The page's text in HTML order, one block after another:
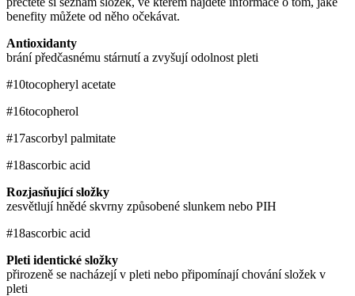
benefity můžete od něho očekávat.
Antioxidanty
brání předčasnému stárnutí a zvyšují odolnost pleti
#10tocopheryl acetate
#16tocopherol
#17ascorbyl palmitate
#18ascorbic acid
Rozjasňující složky
zesvětlují hnědé skvrny způsobené slunkem nebo PIH
#18ascorbic acid
Pleti identické složky
přirozeně se nacházejí v pleti nebo připomínají chování složek v
pleti